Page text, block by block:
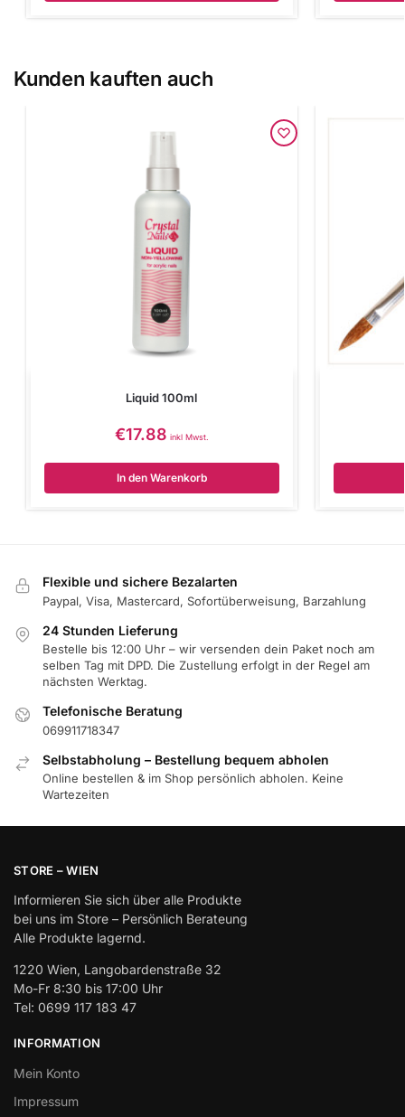
Kunden kauften auch
Liquid 100ml
€17.88 inkl Mwst.
In den Warenkorb
Flexible und sichere Bezalarten
Paypal, Visa, Mastercard, Sofortüberweisung, Barzahlung
24 Stunden Lieferung
Bestelle bis 12:00 Uhr – wir versenden dein Paket noch am
selben Tag mit DPD. Die Zustellung erfolgt in der Regel am
nächsten Werktag.
Telefonische Beratung
069911718347
Selbstabholung – Bestellung bequem abholen
Online bestellen & im Shop persönlich abholen. Keine
Wartezeiten
STORE – WIEN
Informieren Sie sich über alle Produkte
bei uns im Store – Persönlich Berateung
Alle Produkte lagernd.
1220 Wien, Langobardenstraße 32
Mo-Fr 8:30 bis 17:00 Uhr
Tel: 0699 117 183 47
INFORMATION
Mein Konto
Impressum